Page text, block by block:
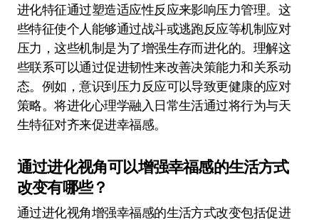
进化特征通过塑造适应性反应来影响压力管理。这
些特征使个人能够通过战斗或逃跑反应等机制应对
压力，这些机制是为了增强生存而进化的。理解这
些联系可以通过促进韧性来改善决策能力和关系动
态。例如，意识到压力反应可以导致更健康的应对
策略。将进化心理学融入日常生活通过将行为与天
生特征对齐来促进幸福感。
通过进化视角可以增强幸福感的生活方式
改变有哪些？
通过进化视角增强幸福感的生活方式改变包括促进